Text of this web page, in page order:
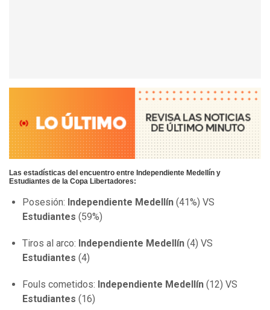
Las estadísticas del encuentro entre Independiente Medellín y
Estudiantes de la Copa Libertadores:
Posesión: Independiente Medellín (41%) VS
Estudiantes (59%)
Tiros al arco: Independiente Medellín (4) VS
Estudiantes (4)
Fouls cometidos: Independiente Medellín (12) VS
Estudiantes (16)